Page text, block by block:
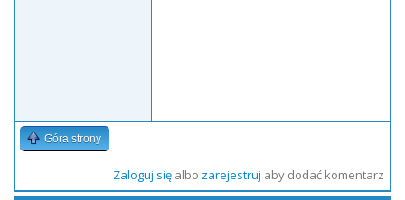
Góra strony
Zaloguj sięalbo zarejestruj aby dodać komentarz